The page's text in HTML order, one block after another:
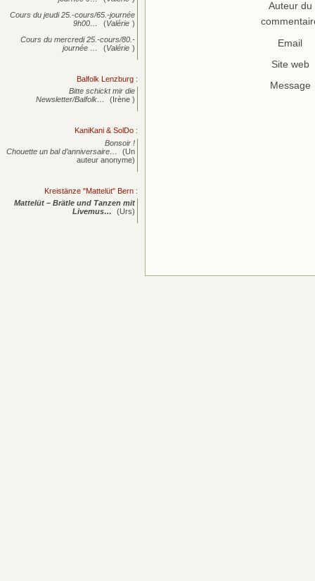
Auteur du
Email
Site web
Message
Cours du jeudi 25.-cours/65.-journée
9h00…
(Valérie )
Cours du mercredi 25.-cours/80.-
journée … (Valérie )
Balfolk Lenzburg :
Bitte schickt mir die
Newsletter/Balfolk…
(Irène )
KaniKani & SolDo :
Bonsoir !
Chouette un bal d’anniversaire…
(Un
auteur anonyme)
Kreistänze "Mattelüt" Bern :
Mattelüt – Brätle und Tanzen mit
Livemus…
(Urs)